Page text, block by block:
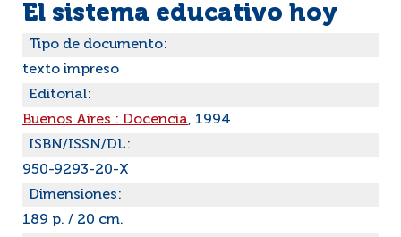
El sistema educativo hoy
Tipo de documento:
texto impreso
Editorial:
Buenos Aires : Docencia, 1994
ISBN/ISSN/DL:
950-9293-20-X
Dimensiones:
189 p. / 20 cm.